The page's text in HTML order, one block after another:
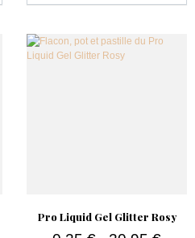
Pro Liquid Gel Glitter Rosy